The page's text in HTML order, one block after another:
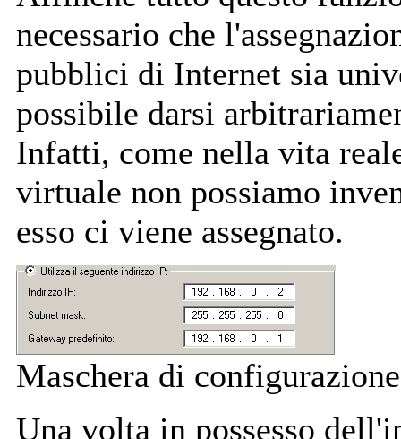
necessario che
pubblici di Internet sia
possibile darsi
Infatti, come nella vita
virtuale non possiamo
esso ci viene assegnato.
Maschera di
Una volta in possesso